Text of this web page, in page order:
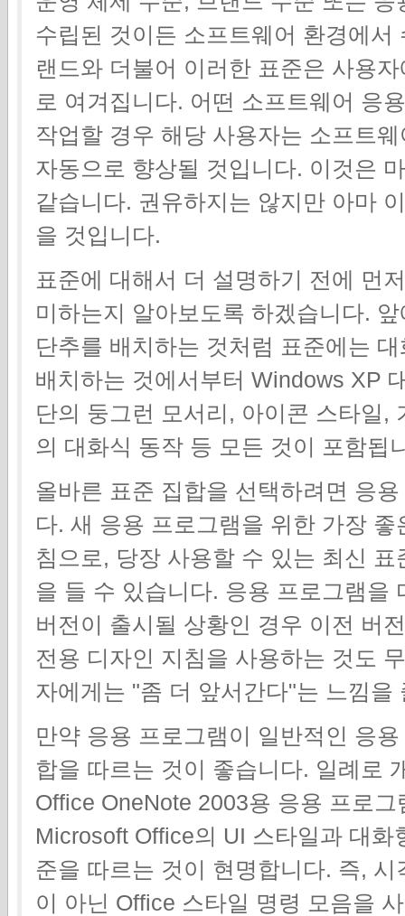
수립된 것이든 소프트웨어 환경에
랜드와 더불어 이러한 표준은 사용
로 여겨집니다. 어떤 소프트웨어 응
작업할 경우 해당 사용자는 소프트
자동으로 향상될 것입니다. 이것은
같습니다. 권유하지는 않지만 아마
을 것입니다.
표준에 대해서 더 설명하기 전에 먼
미하는지 알아보도록 하겠습니다.
단추를 배치하는 것처럼 표준에는
배치하는 것에서부터 Windows XP
단의 둥그런 모서리, 아이콘 스타일,
의 대화식 동작 등 모든 것이 포함됩
올바른 표준 집합을 선택하려면 응
다. 새 응용 프로그램을 위한 가장
침으로, 당장 사용할 수 있는 최신
을 들 수 있습니다. 응용 프로그램을
버전이 출시될 상황인 경우 이전 버
전용 디자인 지침을 사용하는 것도
자에게는 "좀 더 앞서간다"는 느낌을
만약 응용 프로그램이 일반적인 응
합을 따르는 것이 좋습니다. 일례로
Office OneNote 2003용 응용 프로
Microsoft Office의 UI 스타일과 대
준을 따르는 것이 현명합니다. 즉,
이 아닌 Office 스타일 명령 모음을